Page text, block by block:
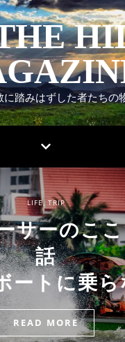
に踏みはずした者たちの
COOK,LIFE
一杯 / 第四
ホラッキ
READ MORE
LIFE,TRIP
サーのこ
話
ートに乗ら
READ MORE
LIFE,TRIP
サーのこ
話
かな時間
READ MORE
LIFE,TRIP
サーのこ
話
いあいだの
READ MORE
LIFE,TRIP
サーのこ
話
直後の一
READ MORE
LIFE,TRIP
サーのこ
話
揺れる客
READ MORE
LIFE,TRIP
サーのこ
話
とに意味
READ MORE
LIFE,TRIP
サーのこ
話
頼りない俺
READ MORE
LIFE,TRIP
サーのこ
話
も気を使
READ MORE
LIFE,TRIP
サーのこ
話
をする日
READ MORE